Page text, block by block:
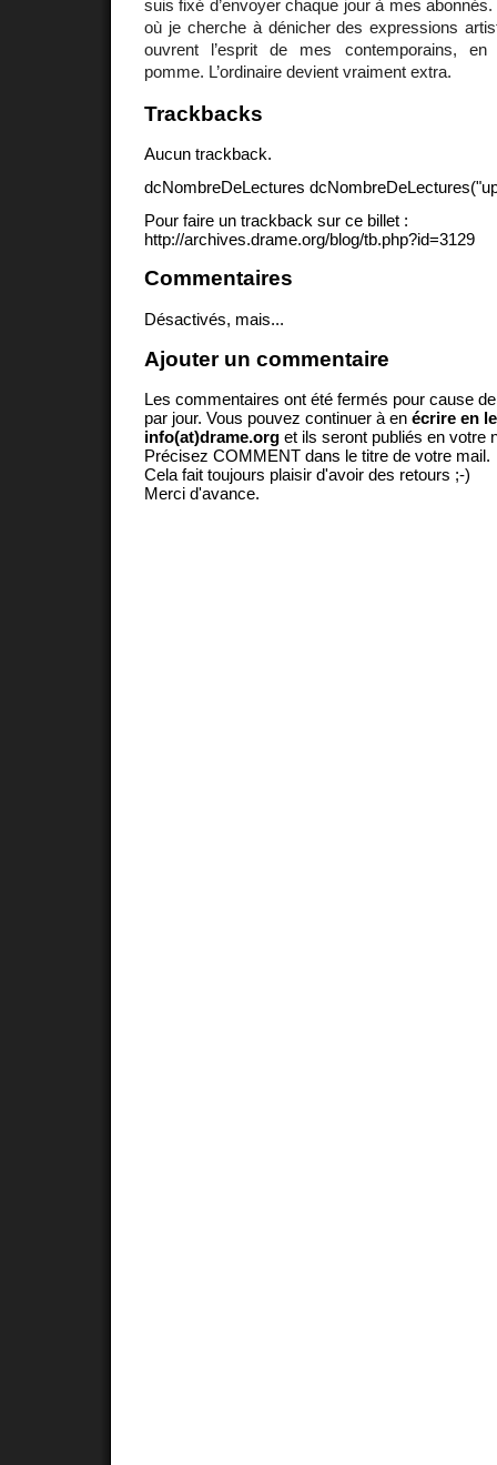
suis fixé d’envoyer chaque jour à mes
où je cherche à dénicher des expressions
ouvrent l’esprit de mes contemporains,
pomme. L’ordinaire devient vraiment extra.
Trackbacks
Aucun trackback.
dcNombreDeLectures
Pour faire un trackback sur ce billet :
http://archives.drame.org/blog/tb.php?id=3129
Commentaires
Désactivés, mais...
Ajouter un commentaire
Les commentaires ont été fermés pour cause
par jour. Vous pouvez continuer à en écrire en
info(at)drame.org et ils seront publiés en votre
Précisez COMMENT dans le titre de votre mail.
Cela fait toujours plaisir d'avoir des retours ;-)
Merci d'avance.